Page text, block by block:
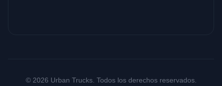
© 2026 Urban Trucks. Todos los derechos reservados.